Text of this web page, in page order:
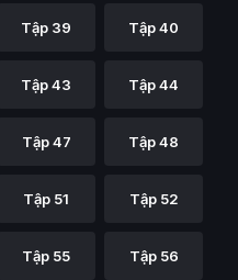
Tập 39 Tập 40
Tập 43 Tập 44
Tập 47 Tập 48
Tập 51 Tập 52
Tập 55 Tập 56